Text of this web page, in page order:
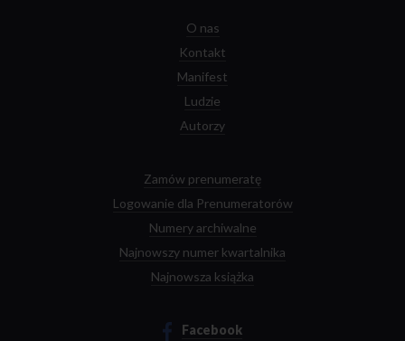
O nas
Kontakt
Manifest
Ludzie
Autorzy
Zamów prenumeratę
Logowanie dla Prenumeratorów
Numery archiwalne
Najnowszy numer kwartalnika
Najnowsza książka
Facebook